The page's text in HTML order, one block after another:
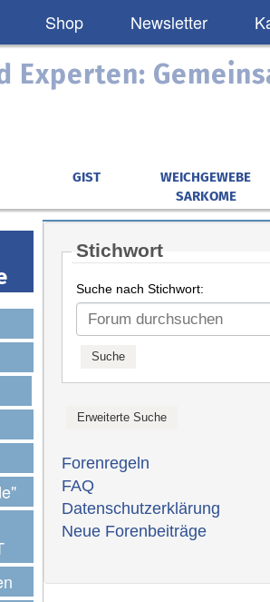
Shop Newsletter
Experten:
GIST
WEICHGEWEBE
SARKOME
Stichwort
Suche nach Stichwort:
Forenregeln
FAQ
Datenschutzerklärung
Neue Forenbeiträge